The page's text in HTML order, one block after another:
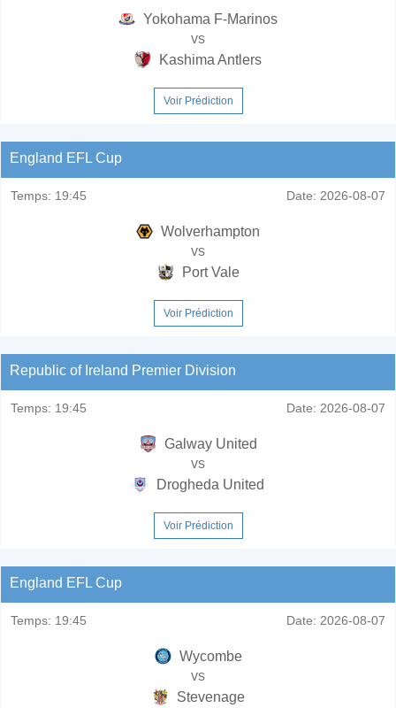
Yokohama F-Marinos
vs
Kashima Antlers
Voir Prédiction
England EFL Cup
Temps: 19:45 Date: 2026-08-07
Wolverhampton
vs
Port Vale
Voir Prédiction
Republic of Ireland Premier Division
Temps: 19:45 Date: 2026-08-07
Galway United
vs
Drogheda United
Voir Prédiction
England EFL Cup
Temps: 19:45 Date: 2026-08-07
Wycombe
vs
Stevenage